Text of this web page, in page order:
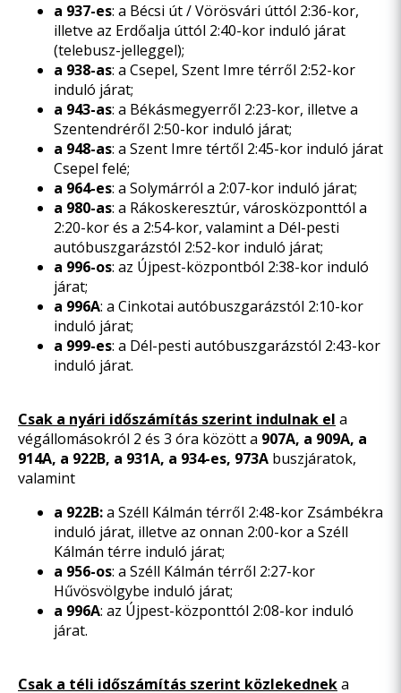
a 937-es: a Bécsi út / Vörösvári úttól 2:36-kor,
illetve az Erdőalja úttól 2:40-kor induló járat
(telebusz-jelleggel);
a 938-as: a Csepel, Szent Imre térről 2:52-kor
induló járat;
a 943-as: a Békásmegyerről 2:23-kor, illetve a
Szentendréről 2:50-kor induló járat;
a 948-as: a Szent Imre tértől 2:45-kor induló járat
Csepel felé;
a 964-es: a Solymárról a 2:07-kor induló járat;
a 980-as: a Rákoskeresztúr, városközponttól a
2:20-kor és a 2:54-kor, valamint a Dél-pesti
autóbuszgarázstól 2:52-kor induló járat;
a 996-os: az Újpest-központból 2:38-kor induló
járat;
a 996A: a Cinkotai autóbuszgarázstól 2:10-kor
induló járat;
a 999-es: a Dél-pesti autóbuszgarázstól 2:43-kor
induló járat.
Csak a nyári időszámítás szerint indulnak el a
végállomásokról 2 és 3 óra között a 907A, a 909A, a
914A, a 922B, a 931A, a 934-es, 973A buszjáratok,
valamint
a 922B:a Széll Kálmán térről 2:48-kor Zsámbékra
induló járat, illetve az onnan 2:00-kor a Széll
Kálmán térre induló járat;
a 956-os: a Széll Kálmán térről 2:27-kor
Hűvösvölgybe induló járat;
a 996A: az Újpest-központtól 2:08-kor induló
járat.
Csak a téli időszámítás szerint közlekedneka